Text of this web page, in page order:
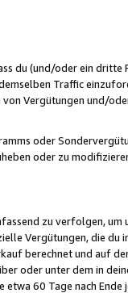
du (und/oder ein dritte
Traffic
Vergütungen und/
oder
oder zu
zu verfolgen, um
Vergütungen, die du
berechnet und auf
oder unter dem in
60 Tage nach Ende